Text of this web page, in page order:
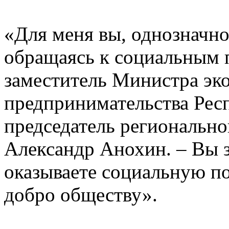
«Для меня вы,
обращаясь к
заместитель Министра
предпринимательства
председатель
Александр Анохин. – Вы
оказываете социальную
добро обществу».